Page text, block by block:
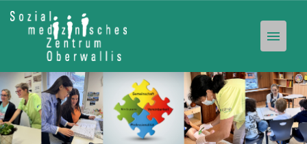
Offene Stellen
Unser Angebot